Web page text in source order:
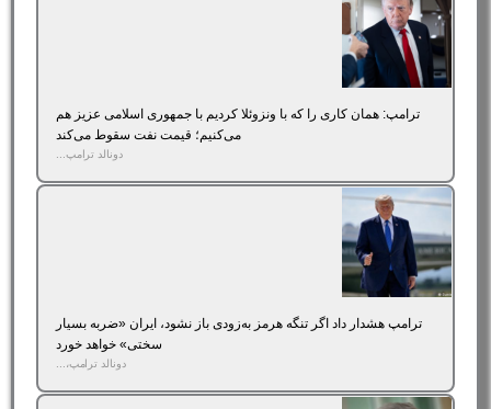
ترامپ: همان کاری را که با ونزوئلا کردیم با جمهوری اسلامی عزیز هم
می‌کنیم؛ قیمت نفت سقوط می‌کند
دونالد ترامپ...
ترامپ هشدار داد اگر تنگه هرمز به‌زودی باز نشود، ایران «ضربه بسیار
سختی» خواهد خورد
دونالد ترامپ،...